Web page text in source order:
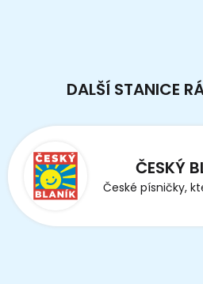
DALŠÍ STANICE
ČESKÝ
České písničky,